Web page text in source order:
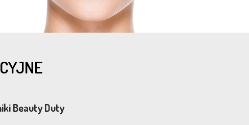
Beauty Duty